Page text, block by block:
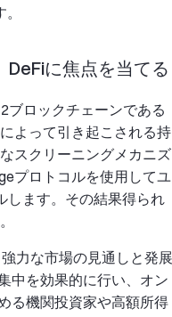
に焦点を当てる
ブロックチェーンである
よって引き起こされる持
スクリーニングメカニズ
プロトコルを使用してユ
します。その結果得られ
力な市場の見通しと発展
中を効果的に行い、オン
る機関投資家や高額所得